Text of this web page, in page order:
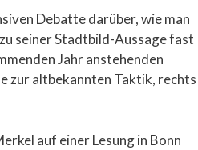
Debatte darüber, wie man
seiner Stadtbild-Aussage fast
Jahr anstehenden
zur altbekannten Taktik, rechts
auf einer Lesung in Bonn